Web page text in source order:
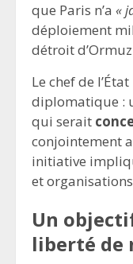
que Paris n’a «
déploiement
détroit
Le chef de
diplomatique :
qui serait
conjointement
initiative
et
Un
liberté de